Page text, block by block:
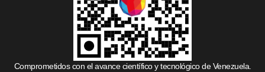
Comprometidos con el avance científico y tecnológico de Venezuela.